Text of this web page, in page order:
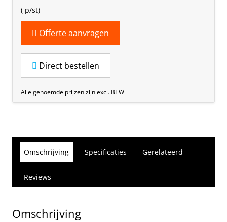
( p/st)
Offerte aanvragen
Direct bestellen
Alle genoemde prijzen zijn excl. BTW
Omschrijving Specificaties Gerelateerd
Reviews
Omschrijving